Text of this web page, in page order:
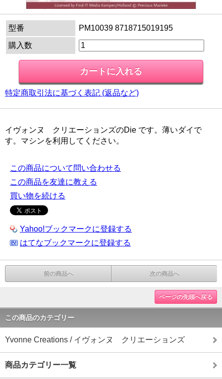
型番 PM10039 8718715019195
購入数
特定商取引法に基づく表記 (返品など)
イヴォンヌ クリエーションズのDie です。薄いダイで
す。マシンを利用してください。
この商品について問い合わせる
この商品を友達に教える
買い物を続ける
Yahoo!ブックマークに登録する
はてなブックマークに登録する
前の商品へ 次の商品へ
ページの先頭へ戻る
この商品のカテゴリー
Yvonne Creations / イヴォンヌ クリエーションズ
商品カテゴリー一覧